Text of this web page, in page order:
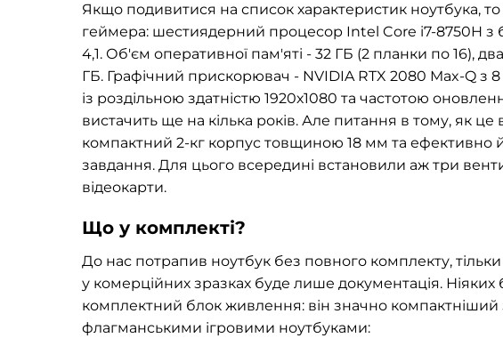
Якщо подивитися на список характеристик ноутбука,
геймера: шестиядерний процесор Intel Core i7-8750H з
4,1. Об'єм оперативної пам'яті - 32 ГБ (2 планки по 16),
ГБ. Графічний прискорювач - NVIDIA RTX 2080 Max-Q з
із роздільною здатністю 1920х1080 та частотою
вистачить ще на кілька років. Але питання в тому, як це
компактний 2-кг корпус товщиною 18 мм та ефективно
завдання. Для цього всередині встановили аж три
відеокарти.
Що у комплекті?
До нас потрапив ноутбук без повного комплекту,
у комерційних зразках буде лише документація.
комплектний блок живлення: він значно компактніший
флагманськими ігровими ноутбуками: